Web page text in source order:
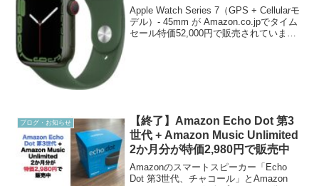
ル）
Apple Watch Series 7（GPS + Cellularモ
デル）- 45mm が Amazon.co.jpでタイム
セール特価52,000円で販売されていま
ブログ・お知らせ
【終了】Amazon Echo Dot 第3
世代 + Amazon Music Unlimited
2か月分が特価2,980円で販売中
Amazonのスマートスピーカー「Echo
Dot 第3世代、チャコール」とAmazon